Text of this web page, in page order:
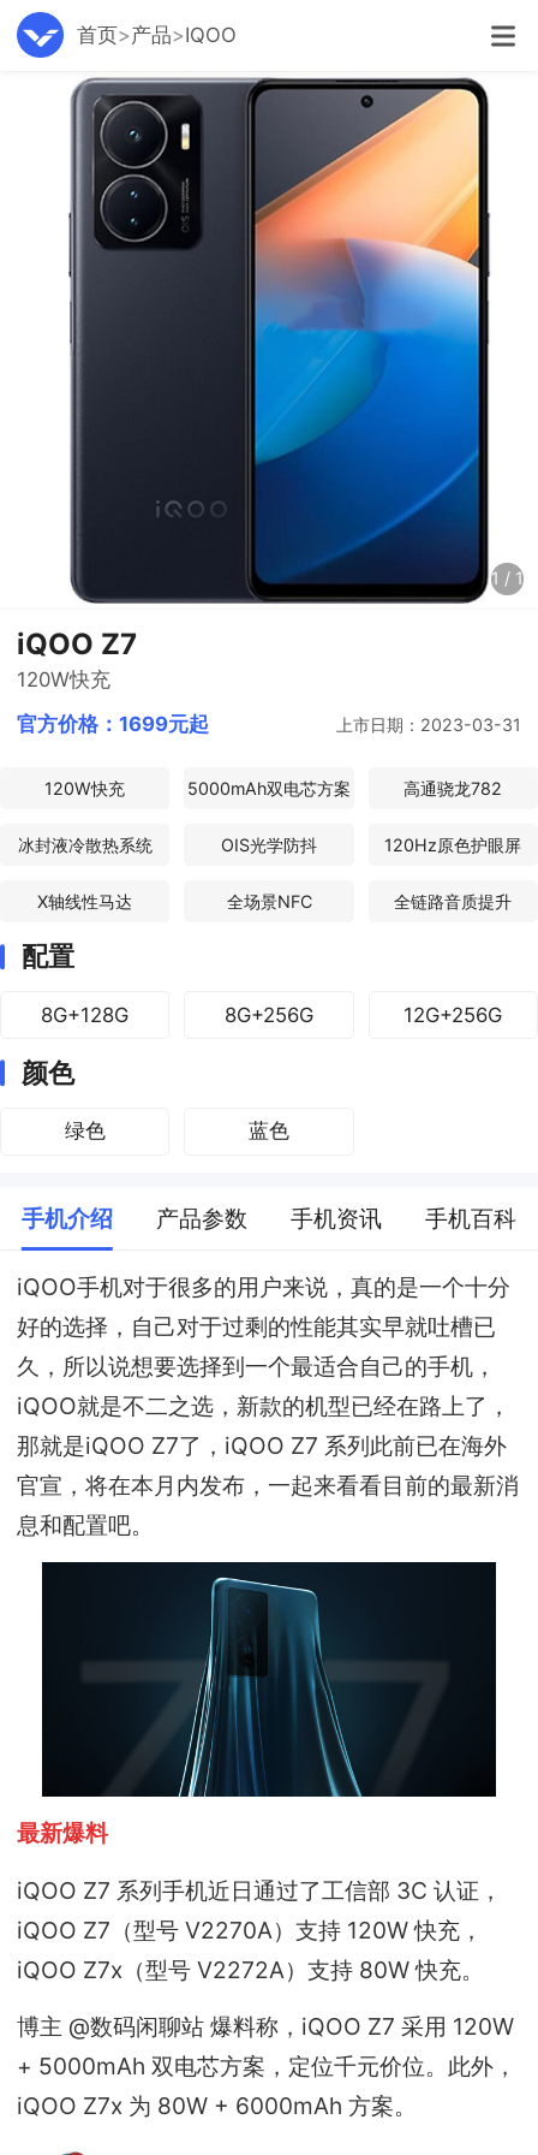
首页 产品 IQOO
1 / 1
iQOO Z7
120W快充
官方价格：1699元起 上市日期：2023-03-31
120W快充 5000mAh双电芯方案 高通骁龙782
冰封液冷散热系统 OIS光学防抖 120Hz原色护眼屏
X轴线性马达 全场景NFC 全链路音质提升
配置
8G+128G 8G+256G 12G+256G
颜色
绿色 蓝色
手机介绍 产品参数 手机资讯 手机百科
iQOO手机对于很多的用户来说，真的是一个十分
好的选择，自己对于过剩的性能其实早就吐槽已
久，所以说想要选择到一个最适合自己的手机，
iQOO就是不二之选，新款的机型已经在路上了，
那就是iQOO Z7了，iQOO Z7 系列此前已在海外
官宣，将在本月内发布，一起来看看目前的最新消
息和配置吧。
最新爆料
iQOO Z7 系列手机近日通过了工信部 3C 认证，
iQOO Z7（型号 V2270A）支持 120W 快充，
iQOO Z7x（型号 V2272A）支持 80W 快充。
博主 @数码闲聊站 爆料称，iQOO Z7 采用 120W
+ 5000mAh 双电芯方案，定位千元价位。此外，
iQOO Z7x 为 80W + 6000mAh 方案。